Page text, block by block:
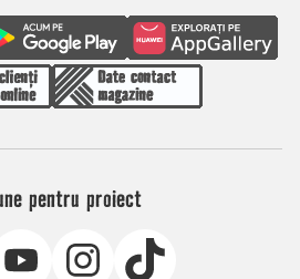
pentru proiect